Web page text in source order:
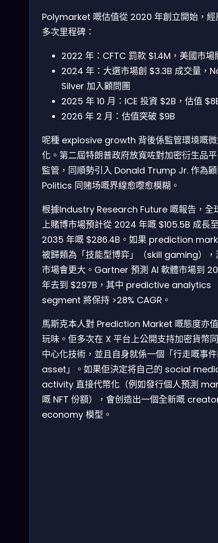
Polymarket 嘅估值從 2020 年創立開始，經
多次里程碑：
2022 年：CFTC 罰款 $1.4M，美國市場
2024 年：大選市場創 $3.3B 成交量，
Silver 加入顧問團
2025 年 10 月：ICE 投資 $2B，估值
2026 年 2 月：估值突破 $9B
呢種 explosive growth 背後係監管環境嘅
化。第二屆特朗普政府放寬咗對加密衍生品
監管，同順勢引入 Donald Trump Jr. 作為
Politics 同赌场嘅界線愈嚟愈模糊。
根據Industry Research Future 嘅報告，全
上賭博市場預計從 2024 年嘅 $105.5B 成長
2035 年嘅 $286.4B。如果 prediction
被歸類為「技能型博弈」（skill gaming），
市場會更大。Gartner 預測 AI 軟體市場到
年去到 $297B，其中 predictive analytics
segment 將保持 >28% CAGR。
馬斯克本人對 Prediction Market 嘅態度亦
玩味。佢多次在 X 平台上公開支持加密貨幣
中心化技術，並且自身就係一個「行走嘅事
asset」。如果佢決定将自己的 social
activity 直接代幣化（例如發行個人預測
嘅 NFT 份額），會创造出一個全新嘅
economy 模型。